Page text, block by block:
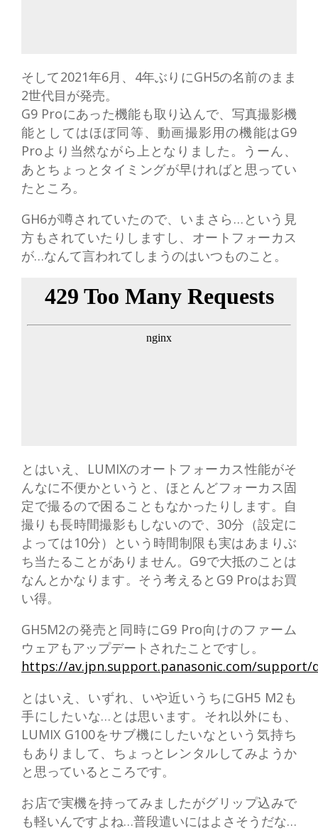
そして2021年6月、4年ぶりにGH5の名前のまま
2世代目が発売。
G9 Proにあった機能も取り込んで、写真撮影機
能としてはほぼ同等、動画撮影用の機能はG9
Proより当然ながら上となりました。うーん、
あとちょっとタイミングが早ければと思ってい
たところ。
GH6が噂されていたので、いまさら…という見
方もされていたりしますし、オートフォーカス
が…なんて言われてしまうのはいつものこと。
とはいえ、LUMIXのオートフォーカス性能がそ
んなに不便かというと、ほとんどフォーカス固
定で撮るので困ることもなかったりします。自
撮りも長時間撮影もしないので、30分（設定に
よっては10分）という時間制限も実はあまりぶ
ち当たることがありません。G9で大抵のことは
なんとかなります。そう考えるとG9 Proはお買
い得。
GH5M2の発売と同時にG9 Pro向けのファーム
ウェアもアップデートされたことですし。
https://av.jpn.support.panasonic.com/support/
とはいえ、いずれ、いや近いうちにGH5 M2も
手にしたいな…とは思います。それ以外にも、
LUMIX G100をサブ機にしたいなという気持ち
もありまして、ちょっとレンタルしてみようか
と思っているところです。
お店で実機を持ってみましたがグリップ込みで
も軽いんですよね…普段遣いにはよさそうだな…